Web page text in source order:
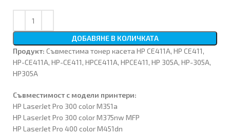
ДОБАВЯНЕ В КОЛИЧКАТА
Продукт: Съвместима тонер касета HP CE411A, HP CE411,
HP-CE411A, HP-CE411, HPCE411A, HPCE411, HP 305A, HP-305A,
HP305A
Съвместимост с модели принтери:
HP LaserJet Pro 300 color M351a
HP LaserJet Pro 300 color M375nw MFP
HP LaserJet Pro 400 color M451dn